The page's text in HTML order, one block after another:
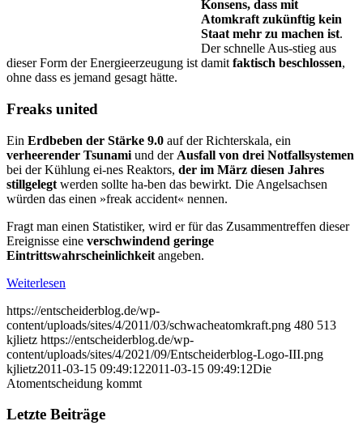
Konsens, dass mit
Atomkraft zukünftig kein
Staat mehr zu machen ist.
Der schnelle Aus-stieg aus
dieser Form der Energieerzeugung ist damit faktisch beschlossen,
ohne dass es jemand gesagt hätte.
Freaks united
Ein Erdbeben der Stärke 9.0 auf der Richterskala, ein
verheerender Tsunami und der Ausfall von drei Notfallsystemen
bei der Kühlung ei-nes Reaktors, der im März diesen Jahres
stillgelegt werden sollte ha-ben das bewirkt. Die Angelsachsen
würden das einen »freak accident« nennen.
Fragt man einen Statistiker, wird er für das Zusammentreffen dieser
Ereignisse eine verschwindend geringe
Eintrittswahrscheinlichkeit angeben.
Weiterlesen
https://entscheiderblog.de/wp-
content/uploads/sites/4/2011/03/schwacheatomkraft.png 480 513
kjlietz https://entscheiderblog.de/wp-
content/uploads/sites/4/2021/09/Entscheiderblog-Logo-III.png
kjlietz2011-03-15 09:49:122011-03-15 09:49:12Die
Atomentscheidung kommt
Letzte Beiträge